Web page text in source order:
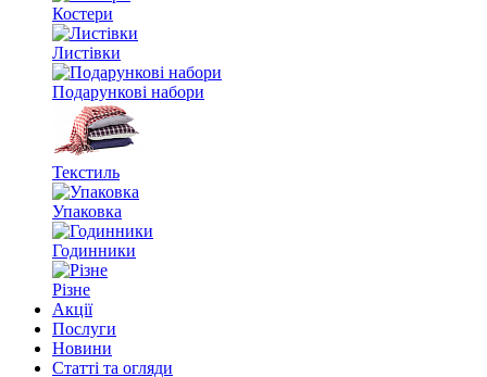
Костери
Листівки
Подарункові набори
Текстиль
Упаковка
Годинники
Різне
Акції
Послуги
Новини
Статті та огляди